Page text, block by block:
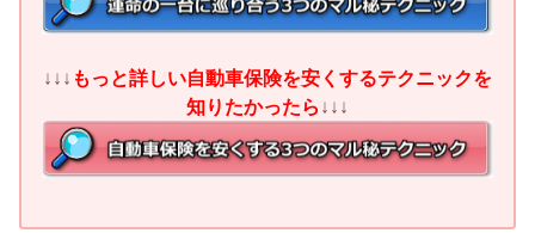
↓↓↓ もっと詳しい自動車保険を安くするテクニックを
知りたかったら ↓↓↓